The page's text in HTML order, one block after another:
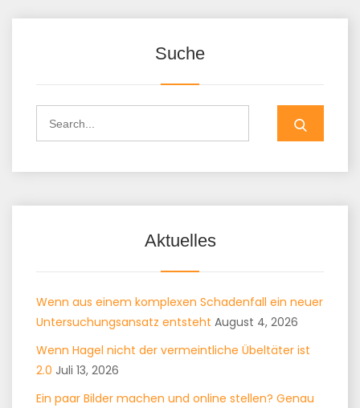
Suche
Aktuelles
Wenn aus einem komplexen Schadenfall ein neuer
Untersuchungsansatz entsteht August 4, 2026
Wenn Hagel nicht der vermeintliche Übeltäter ist
2.0 Juli 13, 2026
Ein paar Bilder machen und online stellen? Genau